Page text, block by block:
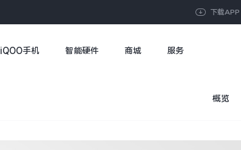
下载APP
iQOO手机 智能硬件 商城 服务
概览